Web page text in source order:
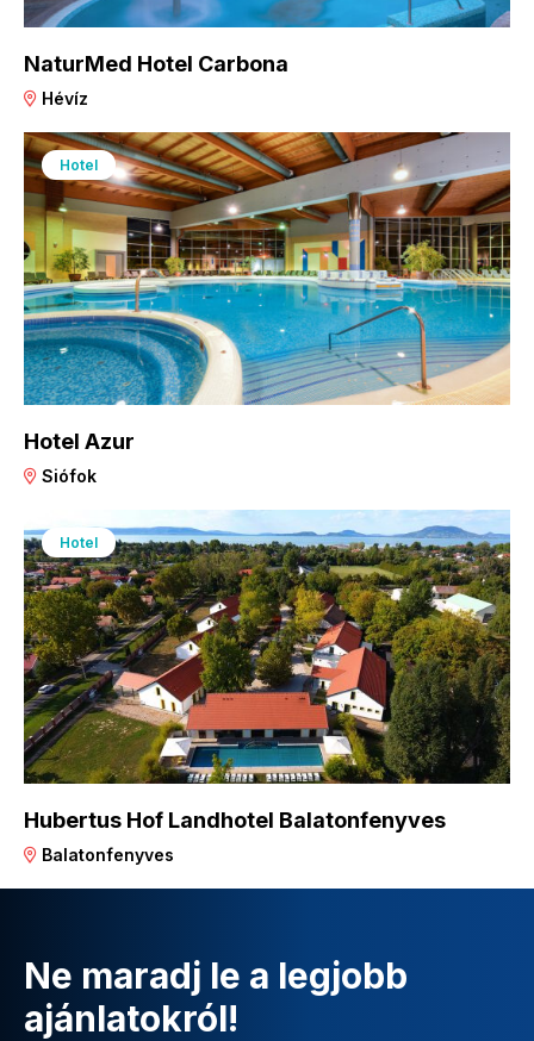
NaturMed Hotel Carbona
Hévíz
Hotel
Hotel Azur
Siófok
Hotel
Hubertus Hof Landhotel Balatonfenyves
Balatonfenyves
Ne maradj le a legjobb
ajánlatokról!